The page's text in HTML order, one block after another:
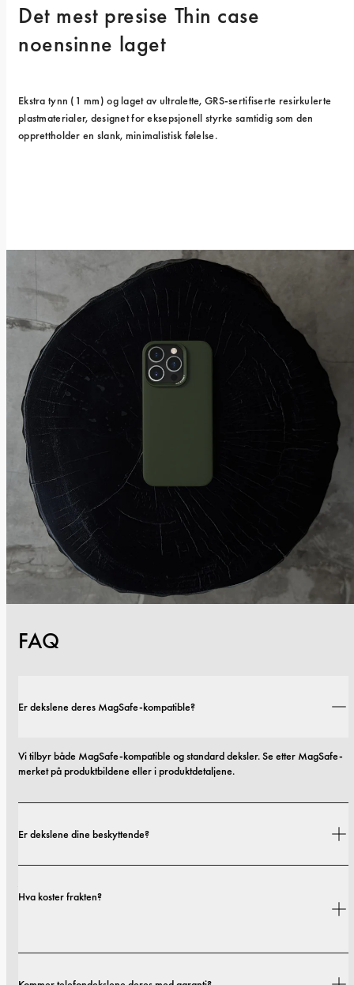
Det mest presise Thin case
noensinne laget
Ekstra tynn (1 mm) og laget av ultralette, GRS-sertifiserte resirkulerte
plastmaterialer, designet for eksepsjonell styrke samtidig som den
opprettholder en slank, minimalistisk følelse.
FAQ
Er dekslene deres MagSafe-kompatible?
Vi tilbyr både MagSafe-kompatible og standard deksler. Se etter MagSafe-
merket på produktbildene eller i produktdetaljene.
Er dekslene dine beskyttende?
som spenner fra slanke profiler til mer beskyttende utforminger.
Hva koster frakten?